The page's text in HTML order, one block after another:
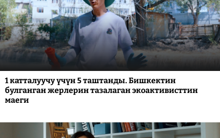
1 катталуучу үчүн 5 таштанды. Бишкектин
булганган жерлерин тазалаган экоактивисттин
маеги